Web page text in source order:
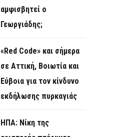
αμφισβητεί ο
Γεωργιάδης;
«Red Code» και σήμερα
σε Αττική, Βοιωτία και
Εύβοια για τον κίνδυνο
εκδήλωσης πυρκαγιάς
ΗΠΑ: Νίκη της